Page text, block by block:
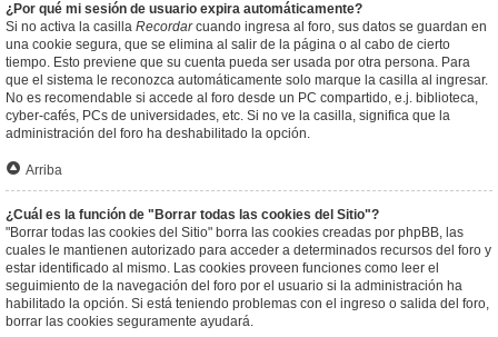
¿Por qué mi sesión de usuario expira automáticamente?
Si no activa la casilla Recordarcuando ingresa al foro, sus datos se guardan en
una cookie segura, que se elimina al salir de la página o al cabo de cierto
tiempo. Esto previene que su cuenta pueda ser usada por otra persona. Para
que el sistema le reconozca automáticamente solo marque la casilla al ingresar.
No es recomendable si accede al foro desde un PC compartido, e.j. biblioteca,
cyber-cafés, PCs de universidades, etc. Si no ve la casilla, significa que la
administración del foro ha deshabilitado la opción.
Arriba
¿Cuál es la función de "Borrar todas las cookies del Sitio"?
"Borrar todas las cookies del Sitio" borra las cookies creadas por phpBB, las
cuales le mantienen autorizado para acceder a determinados recursos del foro y
estar identificado al mismo. Las cookies proveen funciones como leer el
seguimiento de la navegación del foro por el usuario si la administración ha
habilitado la opción. Si está teniendo problemas con el ingreso o salida del foro,
borrar las cookies seguramente ayudará.